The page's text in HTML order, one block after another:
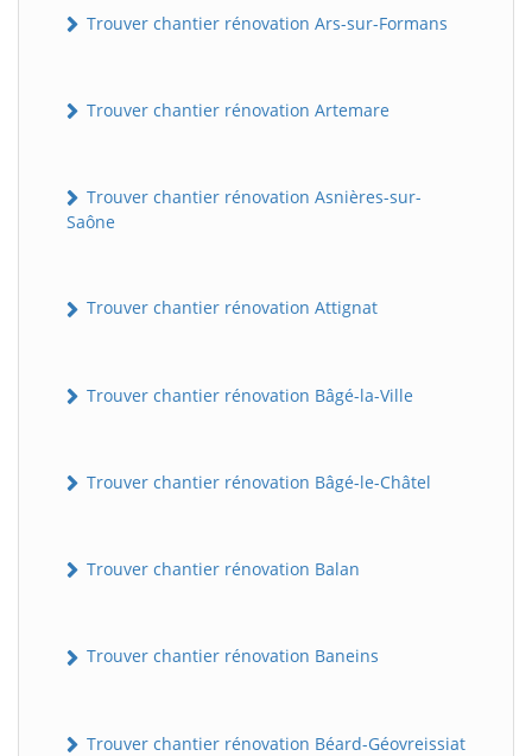
Trouver chantier rénovation Ars-sur-Formans
Trouver chantier rénovation Artemare
Trouver chantier rénovation Asnières-sur-
Saône
Trouver chantier rénovation Attignat
Trouver chantier rénovation Bâgé-la-Ville
Trouver chantier rénovation Bâgé-le-Châtel
Trouver chantier rénovation Balan
Trouver chantier rénovation Baneins
Trouver chantier rénovation Béard-Géovreissiat